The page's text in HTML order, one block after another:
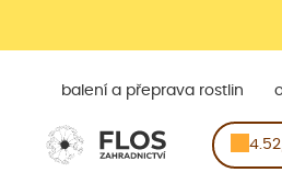
balení a přeprava rostlin